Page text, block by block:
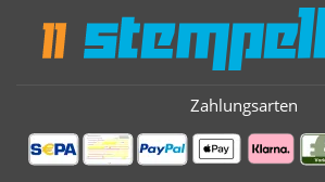
Zahlungsarten